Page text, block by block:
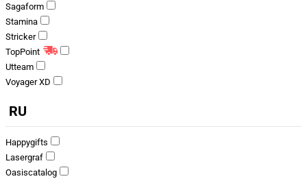
Sagaform
Stamina
Stricker
TopPoint
Utteam
Voyager XD
RU
Happygifts
Lasergraf
Oasiscatalog